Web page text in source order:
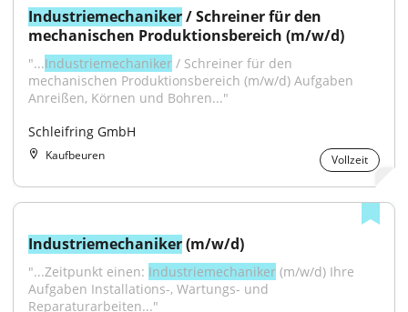
Industriemechaniker / Schreiner für den
mechanischen Produktionsbereich (m/w/d)
"...Industriemechaniker / Schreiner für den
mechanischen Produktionsbereich (m/w/d) Aufgaben
Anreißen, Körnen und Bohren..."
Schleifring GmbH
Kaufbeuren Vollzeit
Industriemechaniker (m/w/d)
"...Zeitpunkt einen: Industriemechaniker (m/w/d) Ihre
Aufgaben Installations-, Wartungs- und
Reparaturarbeiten..."